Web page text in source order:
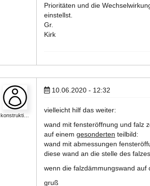
Prioritäten und die
einstellst.
Gr.
Kirk
konstrukti…
10.06.2020 - 12:32
vielleicht hilf das weiter:
wand mit fensteröffnung und falz
auf einem gesonderten teilbild:
wand mit abmessungen
diese wand an die stelle des
wenn die falzdämmungswand auf
gruß